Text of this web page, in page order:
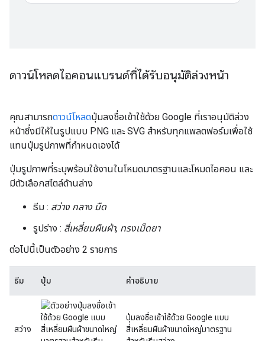
ดาวน์โหลดไอคอนแบรนด์ที่ได้รับอนุมัติล่วงหน้า
คุณสามารถดาวน์โหลดปุ่มลงชื่อเข้าใช้ด้วย Google ที่เราอนุมัติล่วง
หน้าซึ่งมีให้ในรูปแบบ PNG และ SVG สำหรับทุกแพลตฟอร์มเพื่อใช้
แทนปุ่มรูปภาพที่กำหนดเองได้
ปุ่มรูปภาพที่ระบุพร้อมใช้งานในโหมดมาตรฐานและโหมดไอคอน และ
มีตัวเลือกสไตล์ด้านล่าง
ธีม : สว่าง กลาง มืด
รูปร่าง : สี่เหลี่ยมผืนผ้า, ทรงเม็ดยา
ต่อไปนี้เป็นตัวอย่าง 2 รายการ
ธีม ปุ่ม คำอธิบาย
สว่าง
ปุ่มลงชื่อเข้าใช้ด้วย Google แบบ
สี่เหลี่ยมผืนผ้าขนาดใหญ่มาตรฐาน